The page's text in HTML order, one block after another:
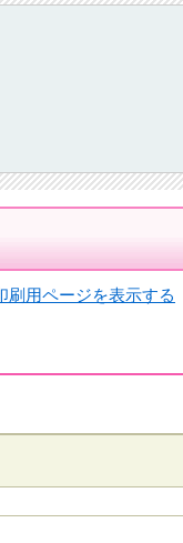
刷用ページを表示する